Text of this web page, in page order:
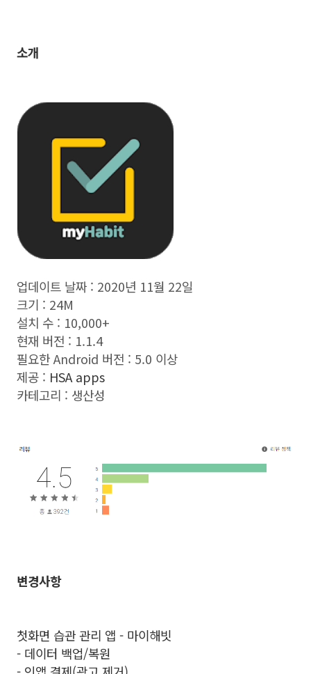
소개
업데이트 날짜 : 2020년 11월 22일
크기 : 24M
설치 수 : 10,000+
현재 버전 : 1.1.4
필요한 Android 버전 : 5.0 이상
제공 : HSA apps
카테고리 : 생산성
변경사항
첫화면 습관 관리 앱 - 마이해빗
- 데이터 백업/복원